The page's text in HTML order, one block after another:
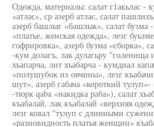
Одежда, материалы: салат г1акьлас -
«атлас», ср азерб атлас, салат
азерб башлыг «башлык», салат бузма
«платье, женская одежда», лезг
гофрировка», азерб бузма «сборка»,
-кум долагъ, лак дулагьру "голенища
хъапарча, лит хъабарча - кумдиал
«полушубок из овчины», лезг
шут», азерб габача «короткий
-тюрк qaba «накидка раба»), салат
къабалай, лак къабалай «верхняя
лезг ковал "тулуп с длинными
«разновидность платья женщин»